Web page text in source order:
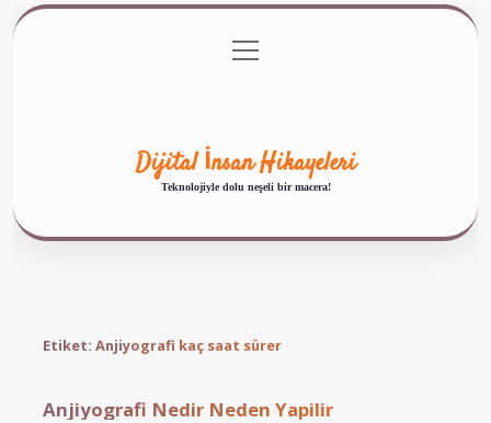
Gizlilik Politikası
menüyü
aç
Dijital İnsan Hikayeleri
Teknolojiyle dolu neşeli bir macera!
Etiket: Anjiyografi kaç saat sürer
Anjiyografi Nedir Neden Yapilir